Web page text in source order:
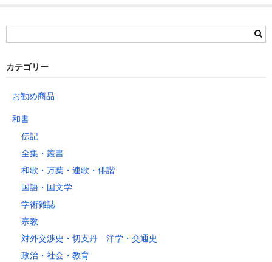
カテゴリー
お勧め商品
和書
伝記
全集・叢書
和歌・万葉・連歌・俳諧
国語・国文学
学術雑誌
宗教
対外交渉史・切支丹 洋学・交通史
政治・社会・教育